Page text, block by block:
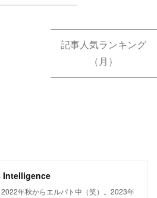
記事人気ランキング
（月）
Intelligence
年秋からエルパト中（笑）。2023年